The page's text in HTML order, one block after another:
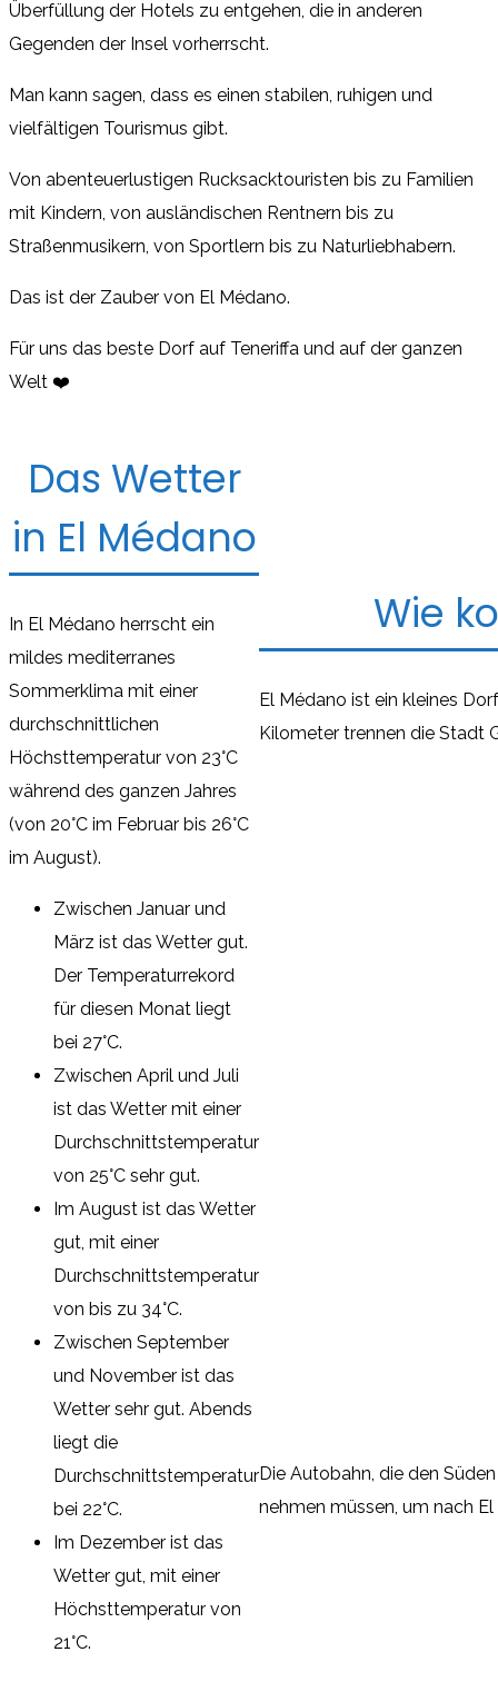
Überfüllung der Hotels zu entgehen, die in anderen
Gegenden der Insel vorherrscht.
Man kann sagen, dass es einen stabilen, ruhigen und
vielfältigen Tourismus gibt.
Von abenteuerlustigen Rucksacktouristen bis zu Familien
mit Kindern, von ausländischen Rentnern bis zu
Straßenmusikern, von Sportlern bis zu Naturliebhabern.
Das ist der Zauber von El Médano.
Für uns das beste Dorf auf Teneriffa und auf der ganzen
Welt ❤️
Das Wetter
in El Médano
In El Médano herrscht ein
mildes mediterranes
Sommerklima mit einer
durchschnittlichen
Höchsttemperatur von 23°C
während des ganzen Jahres
(von 20°C im Februar bis 26°C
im August).
Zwischen Januar und
März ist das Wetter gut.
Der Temperaturrekord
für diesen Monat liegt
bei 27°C.
Zwischen April und Juli
ist das Wetter mit einer
Durchschnittstemperatur
von 25°C sehr gut.
Im August ist das Wetter
gut, mit einer
Durchschnittstemperatur
von bis zu 34°C.
Zwischen September
und November ist das
Wetter sehr gut. Abends
liegt die
Durchschnittstemperatur
bei 22°C.
Im Dezember ist das
Wetter gut, mit einer
Höchsttemperatur von
21°C.
Wie
El Médano ist ein kleines
Kilometer trennen die Stadt
Die Autobahn, die den
nehmen müssen, um nach